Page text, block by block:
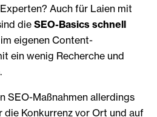
Auch für Laien mit
die SEO-Basics schnell
eigenen Content-
ein wenig Recherche und
SEO-Maßnahmen allerdings
Konkurrenz vor Ort und auf